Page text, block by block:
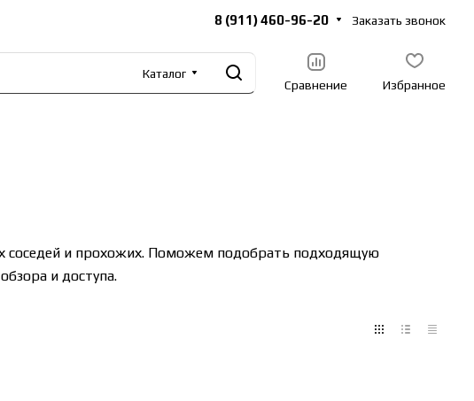
8 (911) 460-96-20 Заказать звонок
Каталог
Сравнение
Избранное
соседей и прохожих. Поможем подобрать подходящую
и доступа.